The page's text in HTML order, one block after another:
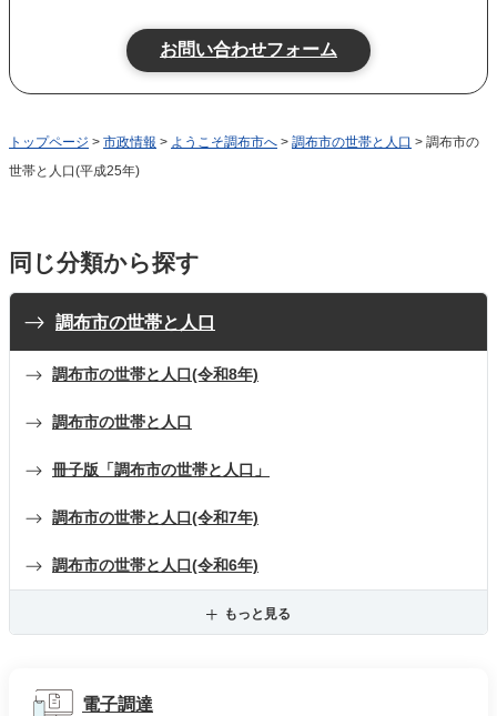
トップページ > 市政情報 > ようこそ調布市へ > 調布市の世帯と人口 > 調布市の
世帯と人口(平成25年)
同じ分類から探す
調布市の世帯と人口
調布市の世帯と人口(令和8年)
調布市の世帯と人口
冊子版「調布市の世帯と人口」
調布市の世帯と人口(令和7年)
調布市の世帯と人口(令和6年)
もっと見る
電子調達